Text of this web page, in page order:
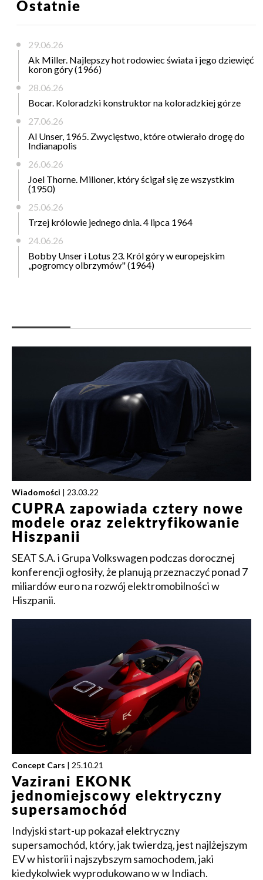
Ostatnie
29.06.26
Ak Miller. Najlepszy hot rodowiec świata i jego dziewięć
koron góry (1966)
28.06.26
Bocar. Koloradzki konstruktor na koloradzkiej górze
27.06.26
Al Unser, 1965. Zwycięstwo, które otwierało drogę do
Indianapolis
26.06.26
Joel Thorne. Milioner, który ścigał się ze wszystkim
(1950)
25.06.26
Trzej królowie jednego dnia. 4 lipca 1964
24.06.26
Bobby Unser i Lotus 23. Król góry w europejskim
„pogromcy olbrzymów" (1964)
Wiadomości | 23.03.22
CUPRA zapowiada cztery nowe
modele oraz zelektryfikowanie
Hiszpanii
SEAT S.A. i Grupa Volkswagen podczas dorocznej
konferencji ogłosiły, że planują przeznaczyć ponad 7
miliardów euro na rozwój elektromobilności w
Hiszpanii.
Concept Cars | 25.10.21
Vazirani EKONK
jednomiejscowy elektryczny
supersamochód
Indyjski start-up pokazał elektryczny
supersamochód, który, jak twierdzą, jest najlżejszym
EV w historii i najszybszym samochodem, jaki
kiedykolwiek wyprodukowano w w Indiach.